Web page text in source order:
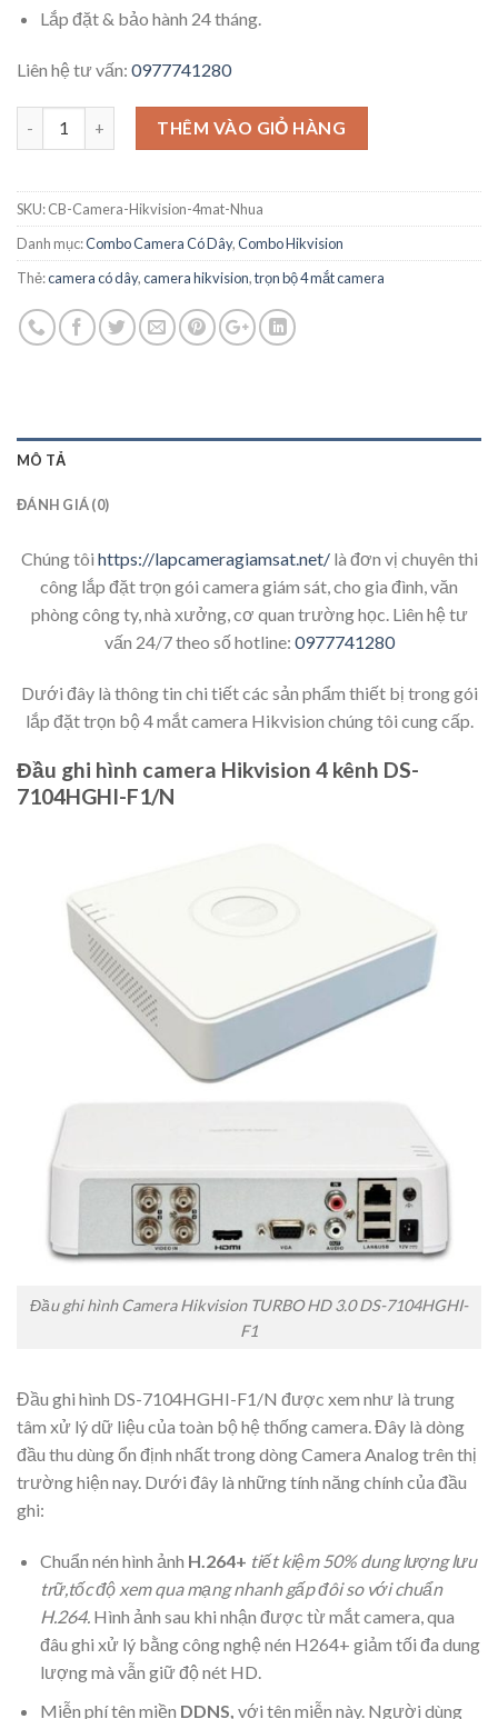
Lắp đặt & bảo hành 24 tháng.
Liên hệ tư vấn: 0977741280
THÊM VÀO GIỎ HÀNG
SKU:CB-Camera-Hikvision-4mat-Nhua
Danh mục:Combo Camera Có Dây,Combo Hikvision
Thẻ:camera có dây,camera hikvision,trọn bộ 4 mắt camera
MÔ TẢ
ĐÁNH GIÁ (0)
Chúng tôi https://lapcameragiamsat.net/là đơn vị chuyên thi
công lắp đặt trọn gói camera giám sát, cho gia đình, văn
phòng công ty, nhà xưởng, cơ quan trường học. Liên hệ tư
vấn 24/7 theo số hotline: 0977741280
Dưới đây là thông tin chi tiết các sản phẩm thiết bị trong gói
lắp đặt trọn bộ 4 mắt camera Hikvision chúng tôi cung cấp.
Đầu ghi hình camera Hikvision 4 kênh DS-
7104HGHI-F1/N
Đầu ghi hình Camera Hikvision TURBO HD 3.0 DS-7104HGHI-
F1
Đầu ghi hình DS-7104HGHI-F1/N được xem như là trung
tâm xử lý dữ liệu của toàn bộ hệ thống camera. Đây là dòng
đầu thu dùng ổn định nhất trong dòng Camera Analog trên thị
trường hiện nay. Dưới đây là những tính năng chính của đầu
ghi:
Chuẩn nén hình ảnh H.264+ tiết kiệm 50% dung lượng lưu
trữ,tốc độ xem qua mạng nhanh gấp đôi so với chuẩn
H.264. Hình ảnh sau khi nhận được từ mắt camera, qua
đâu ghi xử lý bằng công nghệ nén H264+ giảm tối đa dung
lượng mà vẫn giữ độ nét HD.
Miễn phí tên miền DDNS, với tên miễn này. Người dùng